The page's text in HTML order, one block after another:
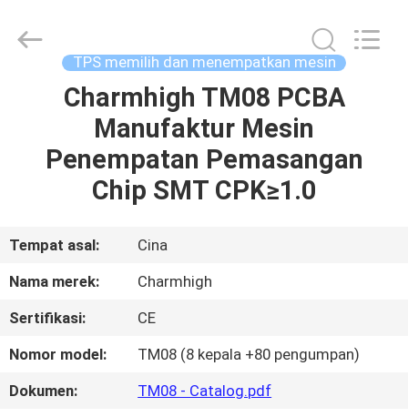
RUMAH
PRODUK
TENTANG
TUR
PABRIK
TECHNOLOGY
LIMITED.
TPS memilih dan menempatkan mesin
Charmhigh TM08 PCBA
Manufaktur Mesin
Penempatan Pemasangan
Chip SMT CPK≥1.0
Tempat asal:
Cina
Nama merek:
Charmhigh
Sertifikasi:
CE
Nomor model:
TM08 (8 kepala +80 pengumpan)
Dokumen:
TM08 - Catalog.pdf